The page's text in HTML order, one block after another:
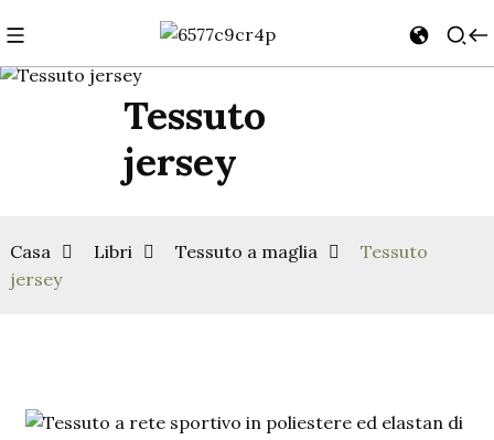
Tessuto
jersey
Casa Libri Tessuto a maglia
Tessuto
jersey